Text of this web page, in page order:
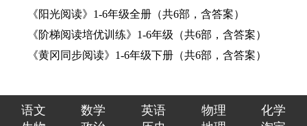
《阳光阅读》1-6年级全册（共6部，含答案）
《阶梯阅读培优训练》1-6年级（共6部，含答案）
《黄冈同步阅读》1-6年级下册（共6部，含答案）
语文 数学 英语 物理
化学